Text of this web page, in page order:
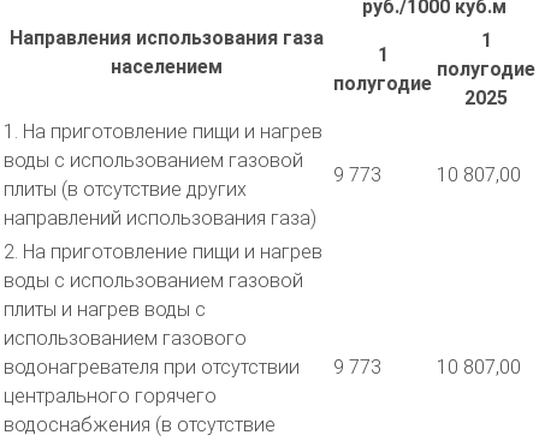
Направления использования газа
населением
руб./1000 куб.м
1
полугодие
1
полугодие
2025
1. На приготовление пищи и нагрев
воды с использованием газовой
плиты (в отсутствие других
направлений использования газа)
9 773 10 807,00
2. На приготовление пищи и нагрев
воды с использованием газовой
плиты и нагрев воды с
использованием газового
водонагревателя при отсутствии
центрального горячего
водоснабжения (в отсутствие
9 773 10 807,00